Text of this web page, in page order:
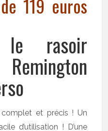
119 euros
rasoir
complet et précis ! Un
d’utilisation ! D’une